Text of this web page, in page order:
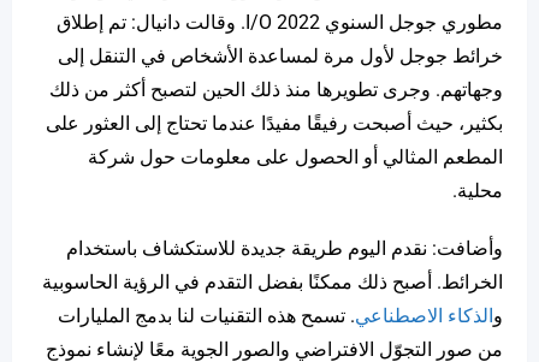
مطوري جوجل السنوي I/O 2022. وقالت دانيال: تم إطلاق
خرائط جوجل لأول مرة لمساعدة الأشخاص في التنقل إلى
وجهاتهم. وجرى تطويرها منذ ذلك الحين لتصبح أكثر من ذلك
بكثير، حيث أصبحت رفيقًا مفيدًا عندما تحتاج إلى العثور على
المطعم المثالي أو الحصول على معلومات حول شركة
محلية.
وأضافت: نقدم اليوم طريقة جديدة للاستكشاف باستخدام
الخرائط. أصبح ذلك ممكنًا بفضل التقدم في الرؤية الحاسوبية
والذكاء الاصطناعي. تسمح هذه التقنيات لنا بدمج المليارات
من صور التجوّل الافتراضي والصور الجوية معًا لإنشاء نموذج